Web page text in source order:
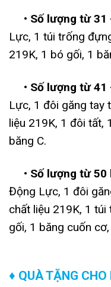
• Số lượng từ 31
Lực, 1 túi trống
219K, 1 bó gối, 1
• Số lượng từ 41
Lực, 1 đôi găng tay
liệu 219K, 1 đôi tất,
băng C.
• Số lượng từ 50
Động Lực, 1 đôi
chất liệu 219K, 1
gối, 1 băng cuốn
♦ QUÀ TẶNG